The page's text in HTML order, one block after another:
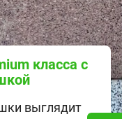
класса с
выглядит